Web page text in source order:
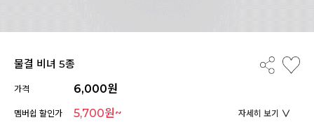
물결 비녀 5종
가격 6,000원
멤버쉽 할인가 5,700원~ 자세히 보기